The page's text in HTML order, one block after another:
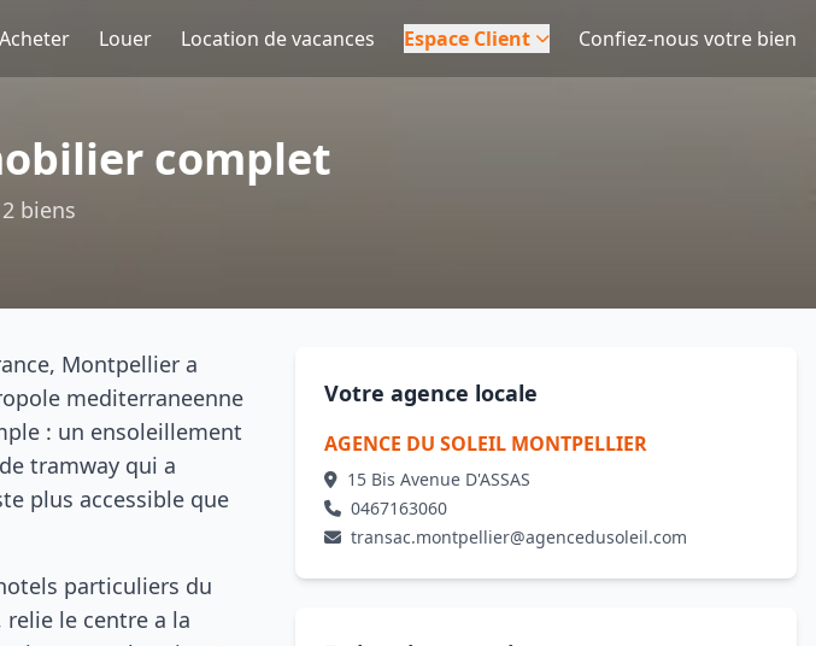
Acheter Louer Location de vacances Espace Client Confiez-nous votre bien
complet
biens
Montpellier a
mediterraneenne
: un ensoleillement
tramway qui a
plus accessible que
particuliers du
le centre a la
Votre agence locale
AGENCE DU SOLEIL MONTPELLIER
15 Bis Avenue D'ASSAS
0467163060
transac.montpellier@agencedusoleil.com